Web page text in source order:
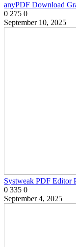
anyPDF Download
0 275 0
September 10, 2025
Systweak PDF Editor
0 335 0
September 4, 2025